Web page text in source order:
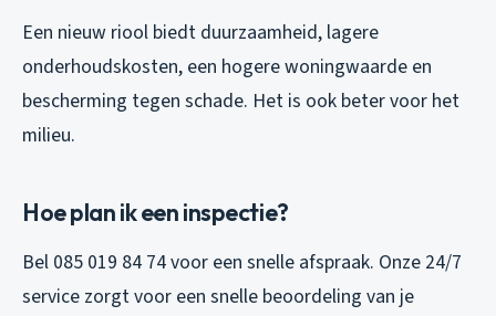
Een nieuw riool biedt duurzaamheid, lagere
onderhoudskosten, een hogere woningwaarde en
bescherming tegen schade. Het is ook beter voor het
milieu.
Hoe plan ik een inspectie?
Bel 085 019 84 74 voor een snelle afspraak. Onze 24/7
service zorgt voor een snelle beoordeling van je